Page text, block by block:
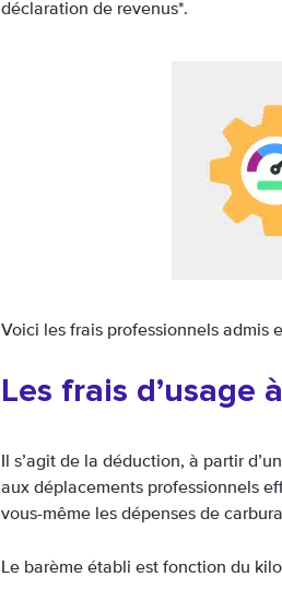
déclaration de revenus*.
Voici les frais professionnels admis
Les frais
Il s’agit de la déduction, à partir
aux déplacements professionnels
vous-même les dépenses de
Le barème établi est fonction du